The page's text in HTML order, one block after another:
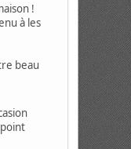
!
à les
beau